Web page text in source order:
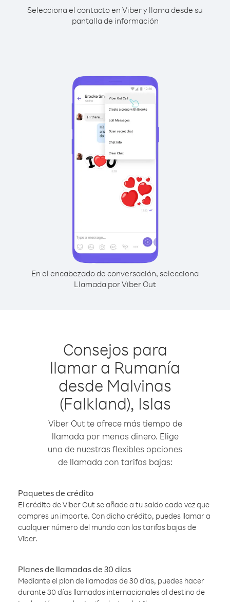
Selecciona el contacto en Viber y llama desde su
pantalla de información
En el encabezado de conversación, selecciona
Llamada por Viber Out
Consejos para
llamar a Rumanía
desde Malvinas
(Falkland), Islas
Viber Out te ofrece más tiempo de
llamada por menos dinero. Elige
una de nuestras flexibles opciones
de llamada con tarifas bajas:
Paquetes de crédito
El crédito de Viber Out se añade a tu saldo cada vez que
compres un importe. Con dicho crédito, puedes llamar a
cualquier número del mundo con las tarifas bajas de
Viber.
Planes de llamadas de 30 días
Mediante el plan de llamadas de 30 días, puedes hacer
durante 30 días llamadas internacionales al destino de